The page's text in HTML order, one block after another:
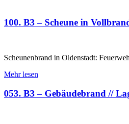
100. B3 – Scheune in
Scheunenbrand in Oldenstadt:
Mehr lesen
053. B3 – Gebäudebrand //